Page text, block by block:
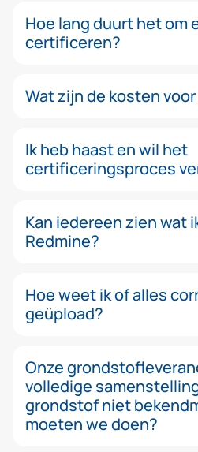
Hoe lang duurt het om
certificeren?
Wat zijn de kosten
Ik heb haast en wil het
certificeringsproces
Kan iedereen zien wat
Redmine?
Hoe weet ik of alles
geüpload?
Onze
volledige
grondstof niet
moeten we doen?